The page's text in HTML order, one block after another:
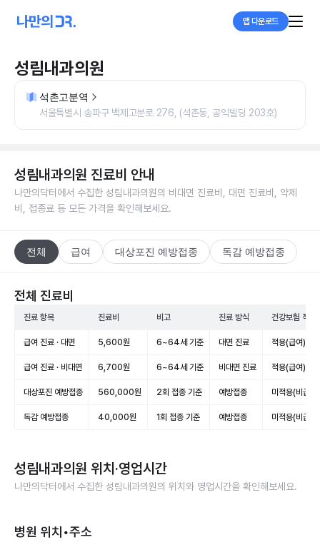
앱 다운로드
성림내과의원
석촌고분역
서울특별시 송파구 백제고분로 276, (석촌동, 공익빌딩 203호)
성림내과의원 진료비 안내
나만의닥터에서 수집한 성림내과의원의 비대면 진료비, 대면 진료비, 약제
비, 접종료 등 모든 가격을 확인해보세요.
전체 급여 대상포진 예방접종 독감 예방접종
전체 진료비
진료 항목 진료비 비고 진료 방식 건강보험 적용
급여 진료 · 대면 5,600원 6~64세 기준 대면 진료 적용(급여)
급여 진료 · 비대면 6,700원 6~64세 기준 비대면 진료 적용(급여)
대상포진 예방접종 560,000원 2회 접종 기준 예방접종 미적용(비급여)
독감 예방접종 40,000원 1회 접종 기준 예방접종 미적용(비급여)
성림내과의원 위치·영업시간
나만의닥터에서 수집한 성림내과의원의 위치와 영업시간을 확인해보세요.
병원 위치•주소